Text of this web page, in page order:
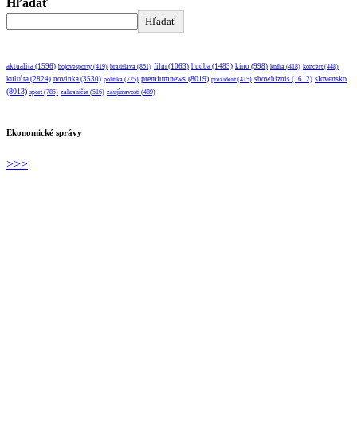
Hľadať
Hľadať
aktualita (1596) bojovesporty (419) bratislava (851) film (1063) hudba (1483) kino (998) kniha (418) koncert (448)
kultúra (2824) novinka (3530) politika (725) premiumnews (8019) prezident (415) showbiznis (1612) slovensko
(8013) sport (785) zahraničie (516) zaujímavosti (489)
Ekonomické správy
>>>